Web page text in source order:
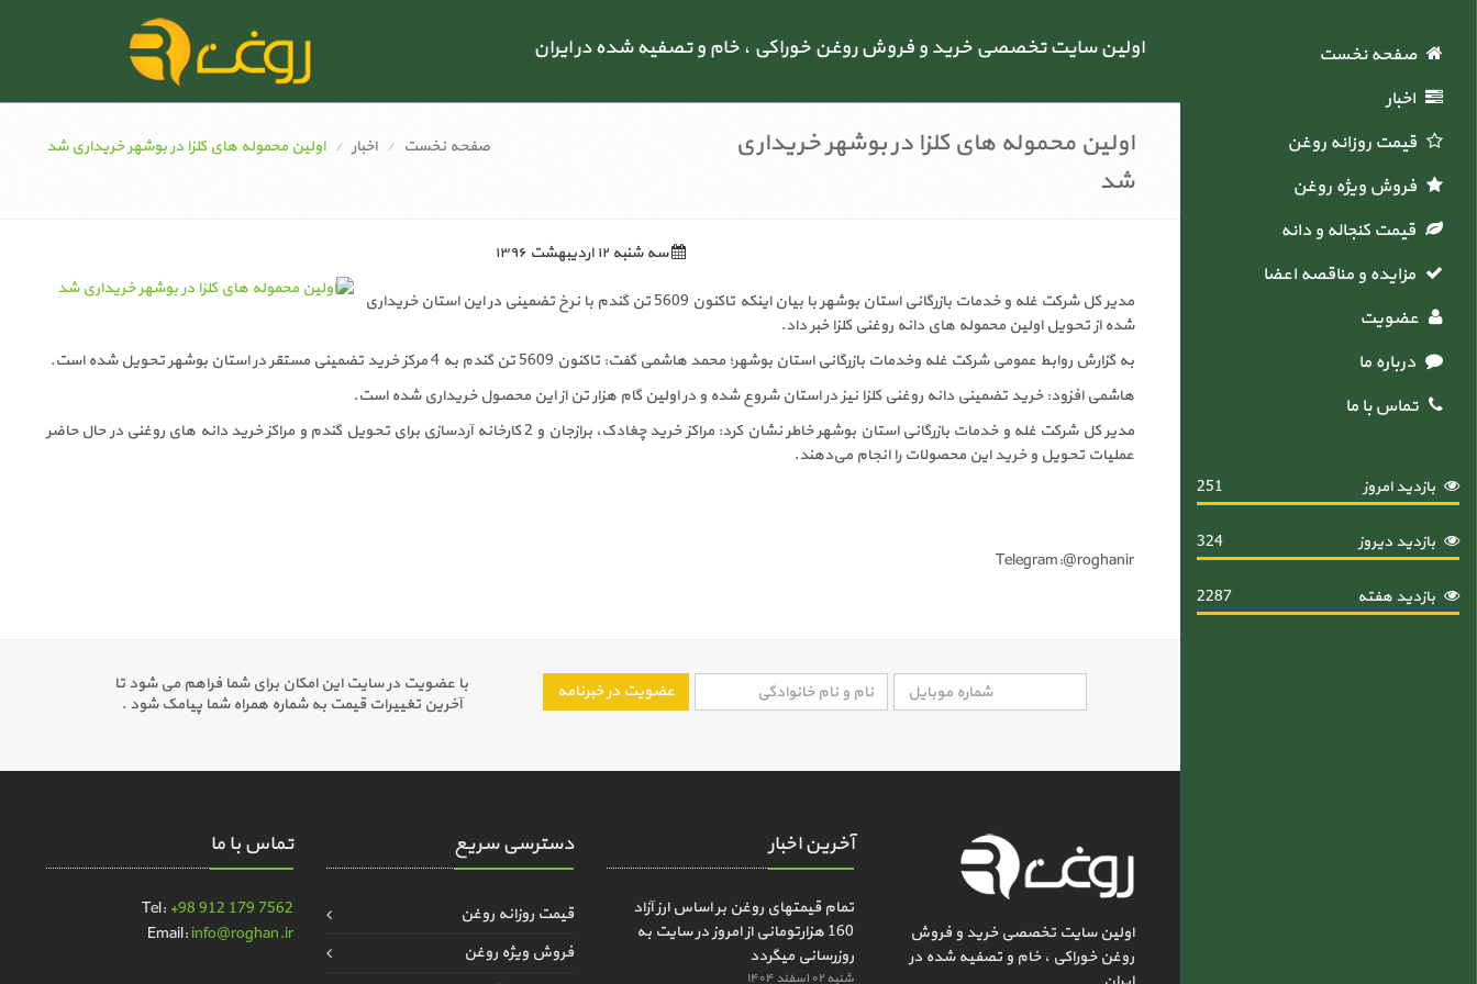
اولین سایت تخصصی خرید و فروش روغن خوراکی ، خام و تصفیه شده در ایران
صفحه نخست
اخبار
قیمت روزانه روغن
فروش ویژه روغن
قیمت کنجاله و دانه
مزایده و مناقصه اعضاء
عضویت
درباره ما
تماس با ما
بازدید امروز 251
بازدید دیروز 324
بازدید هفته 2287
اولین محموله های کلزا در بوشهر خریداری
شد
صفحه نخست اخبار اولین محموله های کلزا در بوشهر خریداری شد
سه شنبه ۱۲ اردیبهشت ۱۳۹۶
مدیر کل شرکت غله و خدمات بازرگانی استان بوشهر با بیان اینکه تاکنون 5609 تن گندم با نرخ تضمینی در این استان خریداری
شده از تحویل اولین محموله های دانه روغنی کلزا خبر داد.
به گزارش روابط عمومی شرکت غله وخدمات بازرگانی استان بوشهر؛ محمد هاشمی گفت: تاکنون 5609 تن گندم به 4 مرکز خرید تضمینی مستقر در استان بوشهر تحویل شده است.
هاشمی افزود: خرید تضمینی دانه روغنی کلزا نیز در استان شروع شده و در اولین گام هزار تن از این محصول خریداری شده است.
مدیر کل شرکت غله و خدمات بازرگانی استان بوشهر خاطر نشان کرد: مراکز خرید چغادک، برازجان و 2 کارخانه آردسازی برای تحویل گندم و مراکز خرید دانه های روغنی در حال حاضر
عملیات تحویل و خرید این محصولات را انجام می‌دهند.
Telegram:@roghanir
عضویت در خبرنامه
با عضویت در سایت این امکان برای شما فراهم می شود تا
آخرین تغییرات قیمت به شماره همراه شما پیامک شود .
اولین سایت تخصصی خرید و فروش
روغن خوراکی ، خام و تصفیه شده در
آخرین اخبار
تمام قیمتهای روغن بر اساس ارز آزاد
160 هزارتومانی از امروز در سایت به
روزرسانی میگردد
شنبه ۰۲ اسفند ۱۴۰۴
دسترسی سریع
قیمت روزانه روغن
فروش ویژه روغن
تماس با ما
Tel: +98 912 179 7562
Email:info@roghan.ir